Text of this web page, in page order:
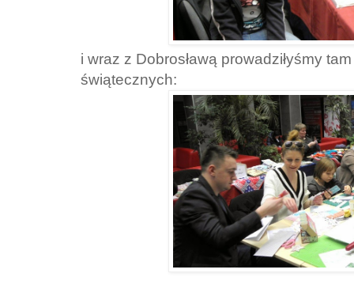
i wraz z Dobrosławą prowadziłyśmy
świątecznych: